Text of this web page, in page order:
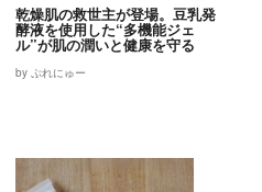
乾燥肌の救世主が登場。豆乳発
酵液を使用した“多機能ジェ
ル”が肌の潤いと健康を守る
by ぷれにゅー